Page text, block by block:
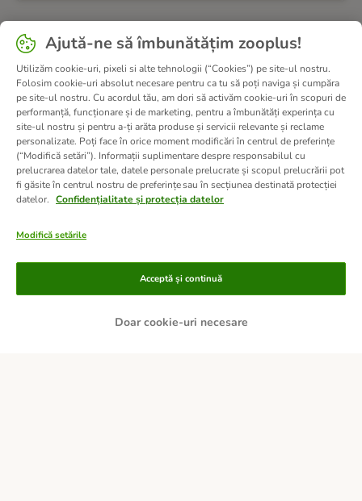
Ajută-ne să îmbunătățim zooplus!
Utilizăm cookie-uri, pixeli si alte tehnologii (“Cookies”) pe site-ul nostru.
Folosim cookie-uri absolut necesare pentru ca tu să poți naviga și cumpăra
pe site-ul nostru. Cu acordul tău, am dori să activăm cookie-uri în scopuri de
performanță, funcționare și de marketing, pentru a îmbunătăți experința cu
site-ul nostru și pentru a-ți arăta produse și servicii relevante și reclame
personalizate. Poți face în orice moment modificări în centrul de preferințe
(“Modifică setări”). Informații suplimentare despre responsabilul cu
prelucrarea datelor tale, datele personale prelucrate și scopul prelucrării pot
fi găsite în centrul nostru de preferințe sau în secțiunea destinată protecției
datelor. Confidențialitate și protecția datelor
Modifică setările
Doar cookie-uri necesare
Acceptă și continuă